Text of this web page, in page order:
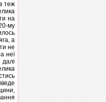
теж
на
му
а
не
неї